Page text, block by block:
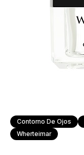
Contorno De Ojos
Wherteimar